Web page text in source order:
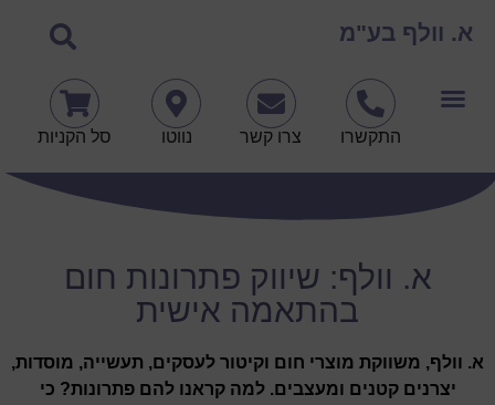
א. וולף בע"מ
התקשרו צרו קשר נווטו סל הקניות
א. וולף: שיווק פתרונות חום
בהתאמה אישית
א. וולף, משווקת מוצרי חום וקיטור לעסקים, תעשייה, מוסדות,
יצרנים קטנים ומעצבים. למה קראנו להם פתרונות? כי